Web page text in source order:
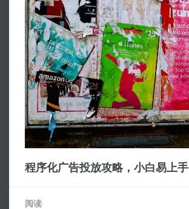
程序化广告投放攻略，小白易上手
阅读